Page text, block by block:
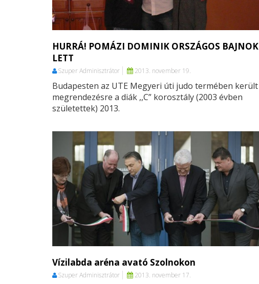
HURRÁ! POMÁZI DOMINIK ORSZÁGOS BAJNOK
LETT
Szuper Adminisztrátor 2013. november 19.
Budapesten az UTE Megyeri úti judo termében került
megrendezésre a diák ,,C” korosztály (2003 évben
születettek) 2013.
Vízilabda aréna avató Szolnokon
Szuper Adminisztrátor 2013. november 17.